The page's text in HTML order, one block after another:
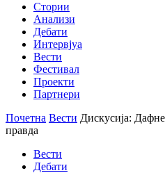
Стории
Анализи
Дебати
Интервјуа
Вести
Фестивал
Проекти
Партнери
Почетна Вести Дискусија:
правда
Вести
Дебати